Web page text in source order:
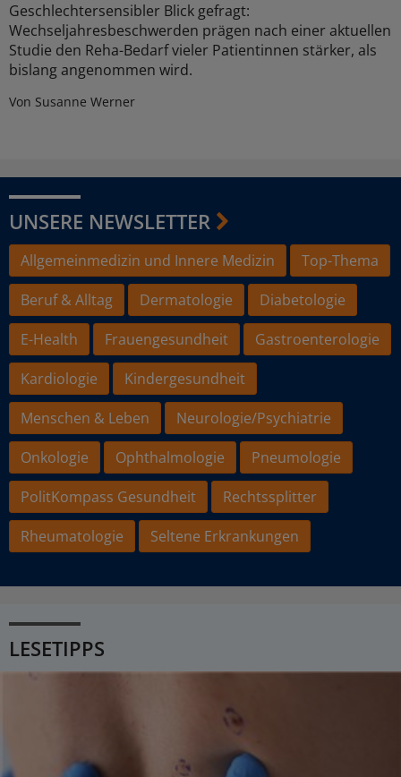
Geschlechtersensibler Blick gefragt:
Wechseljahresbeschwerden prägen nach einer aktuellen
Studie den Reha-Bedarf vieler Patientinnen stärker, als
bislang angenommen wird.
Von Susanne Werner
UNSERE NEWSLETTER
Allgemeinmedizin und Innere Medizin
Top-Thema
Beruf & Alltag
Dermatologie
Diabetologie
E-Health
Frauengesundheit
Gastroenterologie
Kardiologie
Kindergesundheit
Menschen & Leben
Neurologie/Psychiatrie
Onkologie
Ophthalmologie
Pneumologie
PolitKompass Gesundheit
Rechtssplitter
Rheumatologie
Seltene Erkrankungen
LESETIPPS